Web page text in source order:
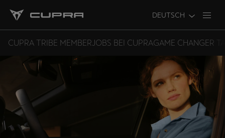
DEUTSCH
CUPRA TRIBE MEMBERJOBS BEI CUPRAGAME CHANGER